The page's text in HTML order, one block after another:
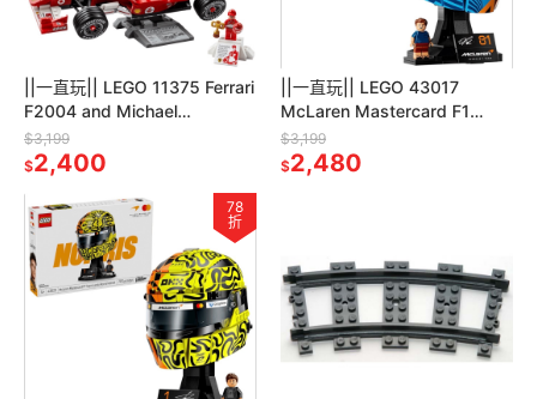
||一直玩|| LEGO 11375 Ferrari
F2004 and Michael
Schumacher
$3,199
$2,400
||一直玩|| LEGO 43017
McLaren Mastercard F1
Oscar Piastri Helme
$3,199
$2,480
78
折